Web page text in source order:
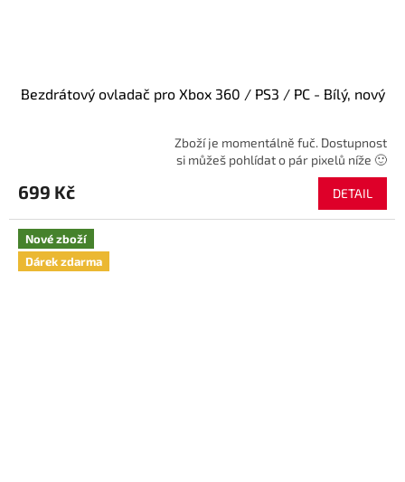
Bezdrátový ovladač pro Xbox 360 / PS3 / PC - Bílý, nový
produktu
je
5,0
5
hvězdiček.
Zboží je momentálně fuč. Dostupnost
si můžeš pohlídat o pár pixelů níže 🙂
699 Kč DETAIL
Nové zboží
Dárek zdarma